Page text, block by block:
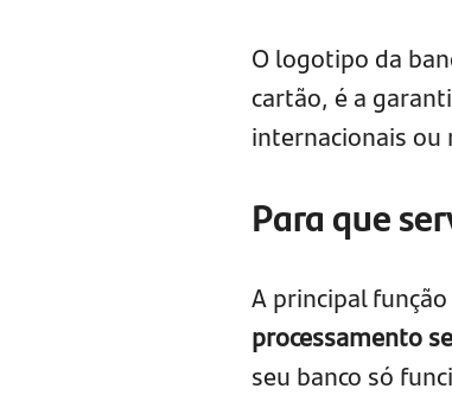
O logotipo da
cartão, é a
internacionais ou
Para que
A principal
processamento
seu banco só